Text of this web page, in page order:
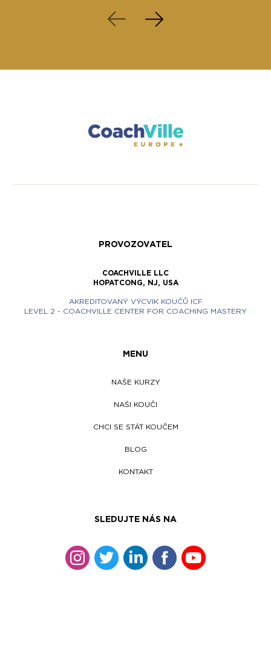
PROVOZOVATEL
COACHVILLE LLC
HOPATCONG, NJ, USA
AKREDITOVANÝ VÝCVIK KOUČŮ ICF
LEVEL 2 - COACHVILLE CENTER FOR COACHING MASTERY
MENU
NAŠE KURZY
NAŠI KOUČI
CHCI SE STÁT KOUČEM
BLOG
KONTAKT
SLEDUJTE NÁS NA